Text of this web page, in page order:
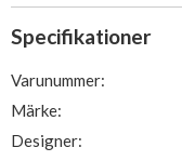
Specifikationer
Varunummer:
Märke:
Designer: